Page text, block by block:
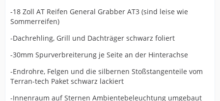
-18 Zoll AT Reifen General Grabber AT3 (sind leise wie
Sommerreifen)
-Dachrehling, Grill und Dachträger schwarz foliert
-30mm Spurverbreiterung je Seite an der Hinterachse
-Endrohre, Felgen und die silbernen Stoßstangenteile vom
Terran-tech Paket schwarz lackiert
-Innenraum auf Sternen Ambientebeleuchtung umgebaut